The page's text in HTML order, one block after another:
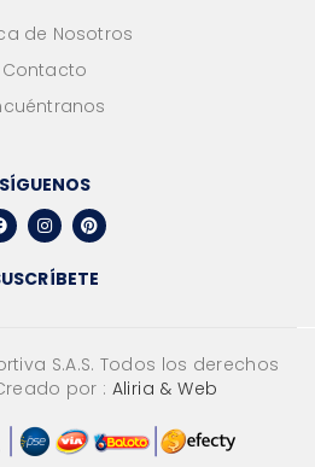
de Nosotros
Contacto
SÍGUENOS
S.A.S. Todos los derechos
por : Aliria & Web